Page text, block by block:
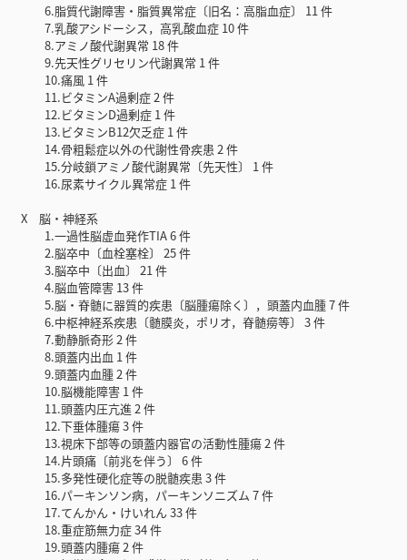
6.脂質代謝障害・脂質異常症〔旧名：高脂血症〕 11 件
7.乳酸アシドーシス，高乳酸血症 10 件
8.アミノ酸代謝異常 18 件
9.先天性グリセリン代謝異常 1 件
10.痛風 1 件
11.ビタミンA過剰症 2 件
12.ビタミンD過剰症 1 件
13.ビタミンB12欠乏症 1 件
14.骨粗鬆症以外の代謝性骨疾患 2 件
15.分岐鎖アミノ酸代謝異常〔先天性〕 1 件
16.尿素サイクル異常症 1 件
X 脳・神経系
1.一過性脳虚血発作TIA 6 件
2.脳卒中〔血栓塞栓〕 25 件
3.脳卒中〔出血〕 21 件
4.脳血管障害 13 件
5.脳・脊髄に器質的疾患〔脳腫瘍除く〕，頭蓋内血腫 7 件
6.中枢神経系疾患〔髄膜炎，ポリオ，脊髄癆等〕 3 件
7.動静脈奇形 2 件
8.頭蓋内出血 1 件
9.頭蓋内血腫 2 件
10.脳機能障害 1 件
11.頭蓋内圧亢進 2 件
12.下垂体腫瘍 3 件
13.視床下部等の頭蓋内器官の活動性腫瘍 2 件
14.片頭痛〔前兆を伴う〕 6 件
15.多発性硬化症等の脱髄疾患 3 件
16.パーキンソン病，パーキンソニズム 7 件
17.てんかん・けいれん 33 件
18.重症筋無力症 34 件
19.頭蓋内腫瘍 2 件